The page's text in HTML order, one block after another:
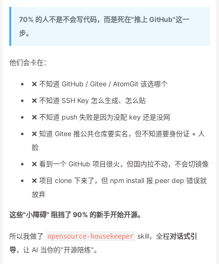
70% 的人不是不会写代码，而是死在"推上 GitHub"这一
步。
他们会卡在：
❌ 不知道 GitHub / Gitee / AtomGit 该选哪个
❌ 不知道 SSH Key 怎么生成、怎么贴
❌ 不知道 push 失败是因为没配 key 还是没网
❌ 知道 Gitee 推公共仓库要实名，但不知道要身份证 + 人
脸
❌ 看到一个 GitHub 项目很火，但国内拉不动，不会切镜像
❌ 项目 clone 下来了，但 npm install 报 peer dep 错误就
放弃
这些"小障碍" 阻挡了 90% 的新手开始开源。
所以我做了 opensource-housekeeper skill，全程对话式引
导，让 AI 当你的"开源陪练"。